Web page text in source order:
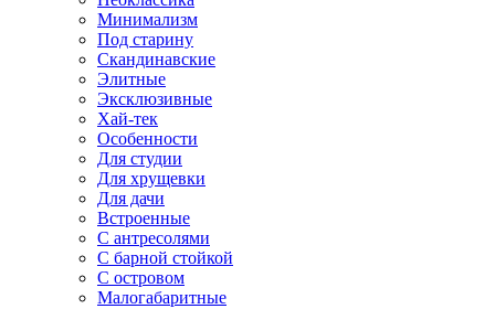
Минимализм
Под старину
Скандинавские
Элитные
Эксклюзивные
Хай-тек
Особенности
Для студии
Для хрущевки
Для дачи
Встроенные
С антресолями
С барной стойкой
С островом
Малогабаритные